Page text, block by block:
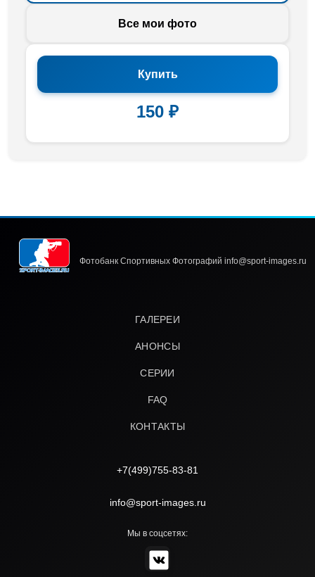
Все мои фото
Купить
150 ₽
Фотобанк Спортивных Фотографий info@sport-images.ru
ГАЛЕРЕИ
АНОНСЫ
СЕРИИ
FAQ
КОНТАКТЫ
+7(499)755-83-81
info@sport-images.ru
Мы в соцсетях: